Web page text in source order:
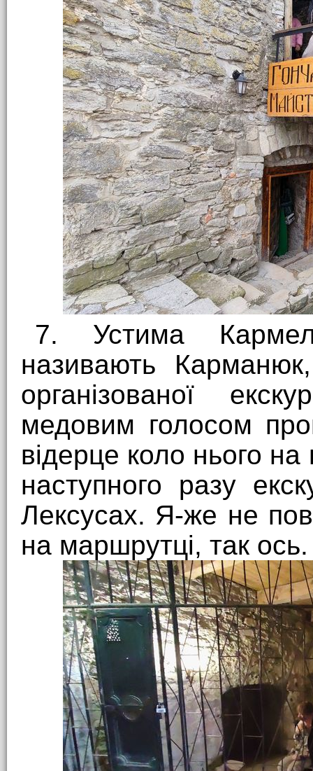
7. Устима
називають
організованої
медовим голосом
відерце коло нього
наступного разу
Лексусах. Я-же не
на маршрутці, так